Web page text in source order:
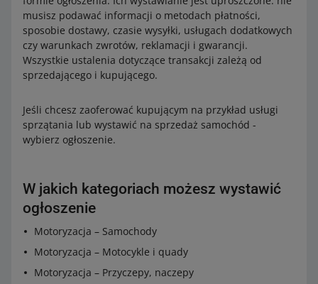
musisz podawać informacji o metodach płatności,
sposobie dostawy, czasie wysyłki, usługach dodatkowych
czy warunkach zwrotów, reklamacji i gwarancji.
Wszystkie ustalenia dotyczące transakcji zależą od
sprzedającego i kupującego.
Jeśli chcesz zaoferować kupującym na przykład usługi
sprzątania lub wystawić na sprzedaż samochód -
wybierz ogłoszenie.
W jakich kategoriach możesz wystawić
ogłoszenie
Motoryzacja – Samochody
Motoryzacja – Motocykle i quady
Motoryzacja – Przyczepy, naczepy